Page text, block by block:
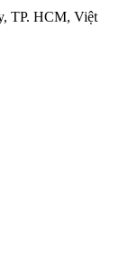
TP. HCM, Việt